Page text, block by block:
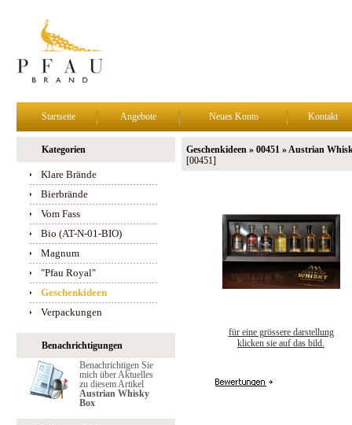
Startseite Angebote Neues Konto Kontakt
Kategorien
Klare Brände
Bierbrände
Vom Fass
Bio (AT-N-01-BIO)
Magnum
"Pfau Royal"
Geschenkideen
Verpackungen
Benachrichtigungen
Benachrichtigen Sie
mich über Aktuelles
zu diesem Artikel
Austrian Whisky
Box
Geschenkideen » 00451 » Austrian
[00451]
für eine grössere darstellung
klicken sie auf das bild.